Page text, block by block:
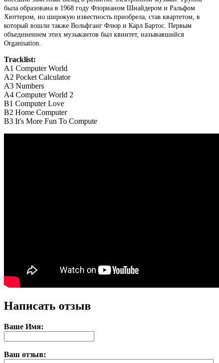
была образована в 1968 году Флорианом Шнайдером и Ральфом
Хюттером, но широкую известность приобрела, став квартетом, в
который вошли также Вольфганг Флюр и Карл Бартос. Первым
объединением этих музыкантов был квинтет, называвшийся
Organisation.
Tracklist:
A1 Computer World
A2 Pocket Calculator
A3 Numbers
A4 Computer World 2
B1 Computer Love
B2 Home Computer
B3 It's More Fun To Compute
Написать отзыв
Ваше Имя:
Ваш отзыв: